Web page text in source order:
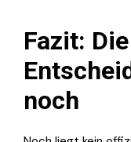
Fazit:
noch